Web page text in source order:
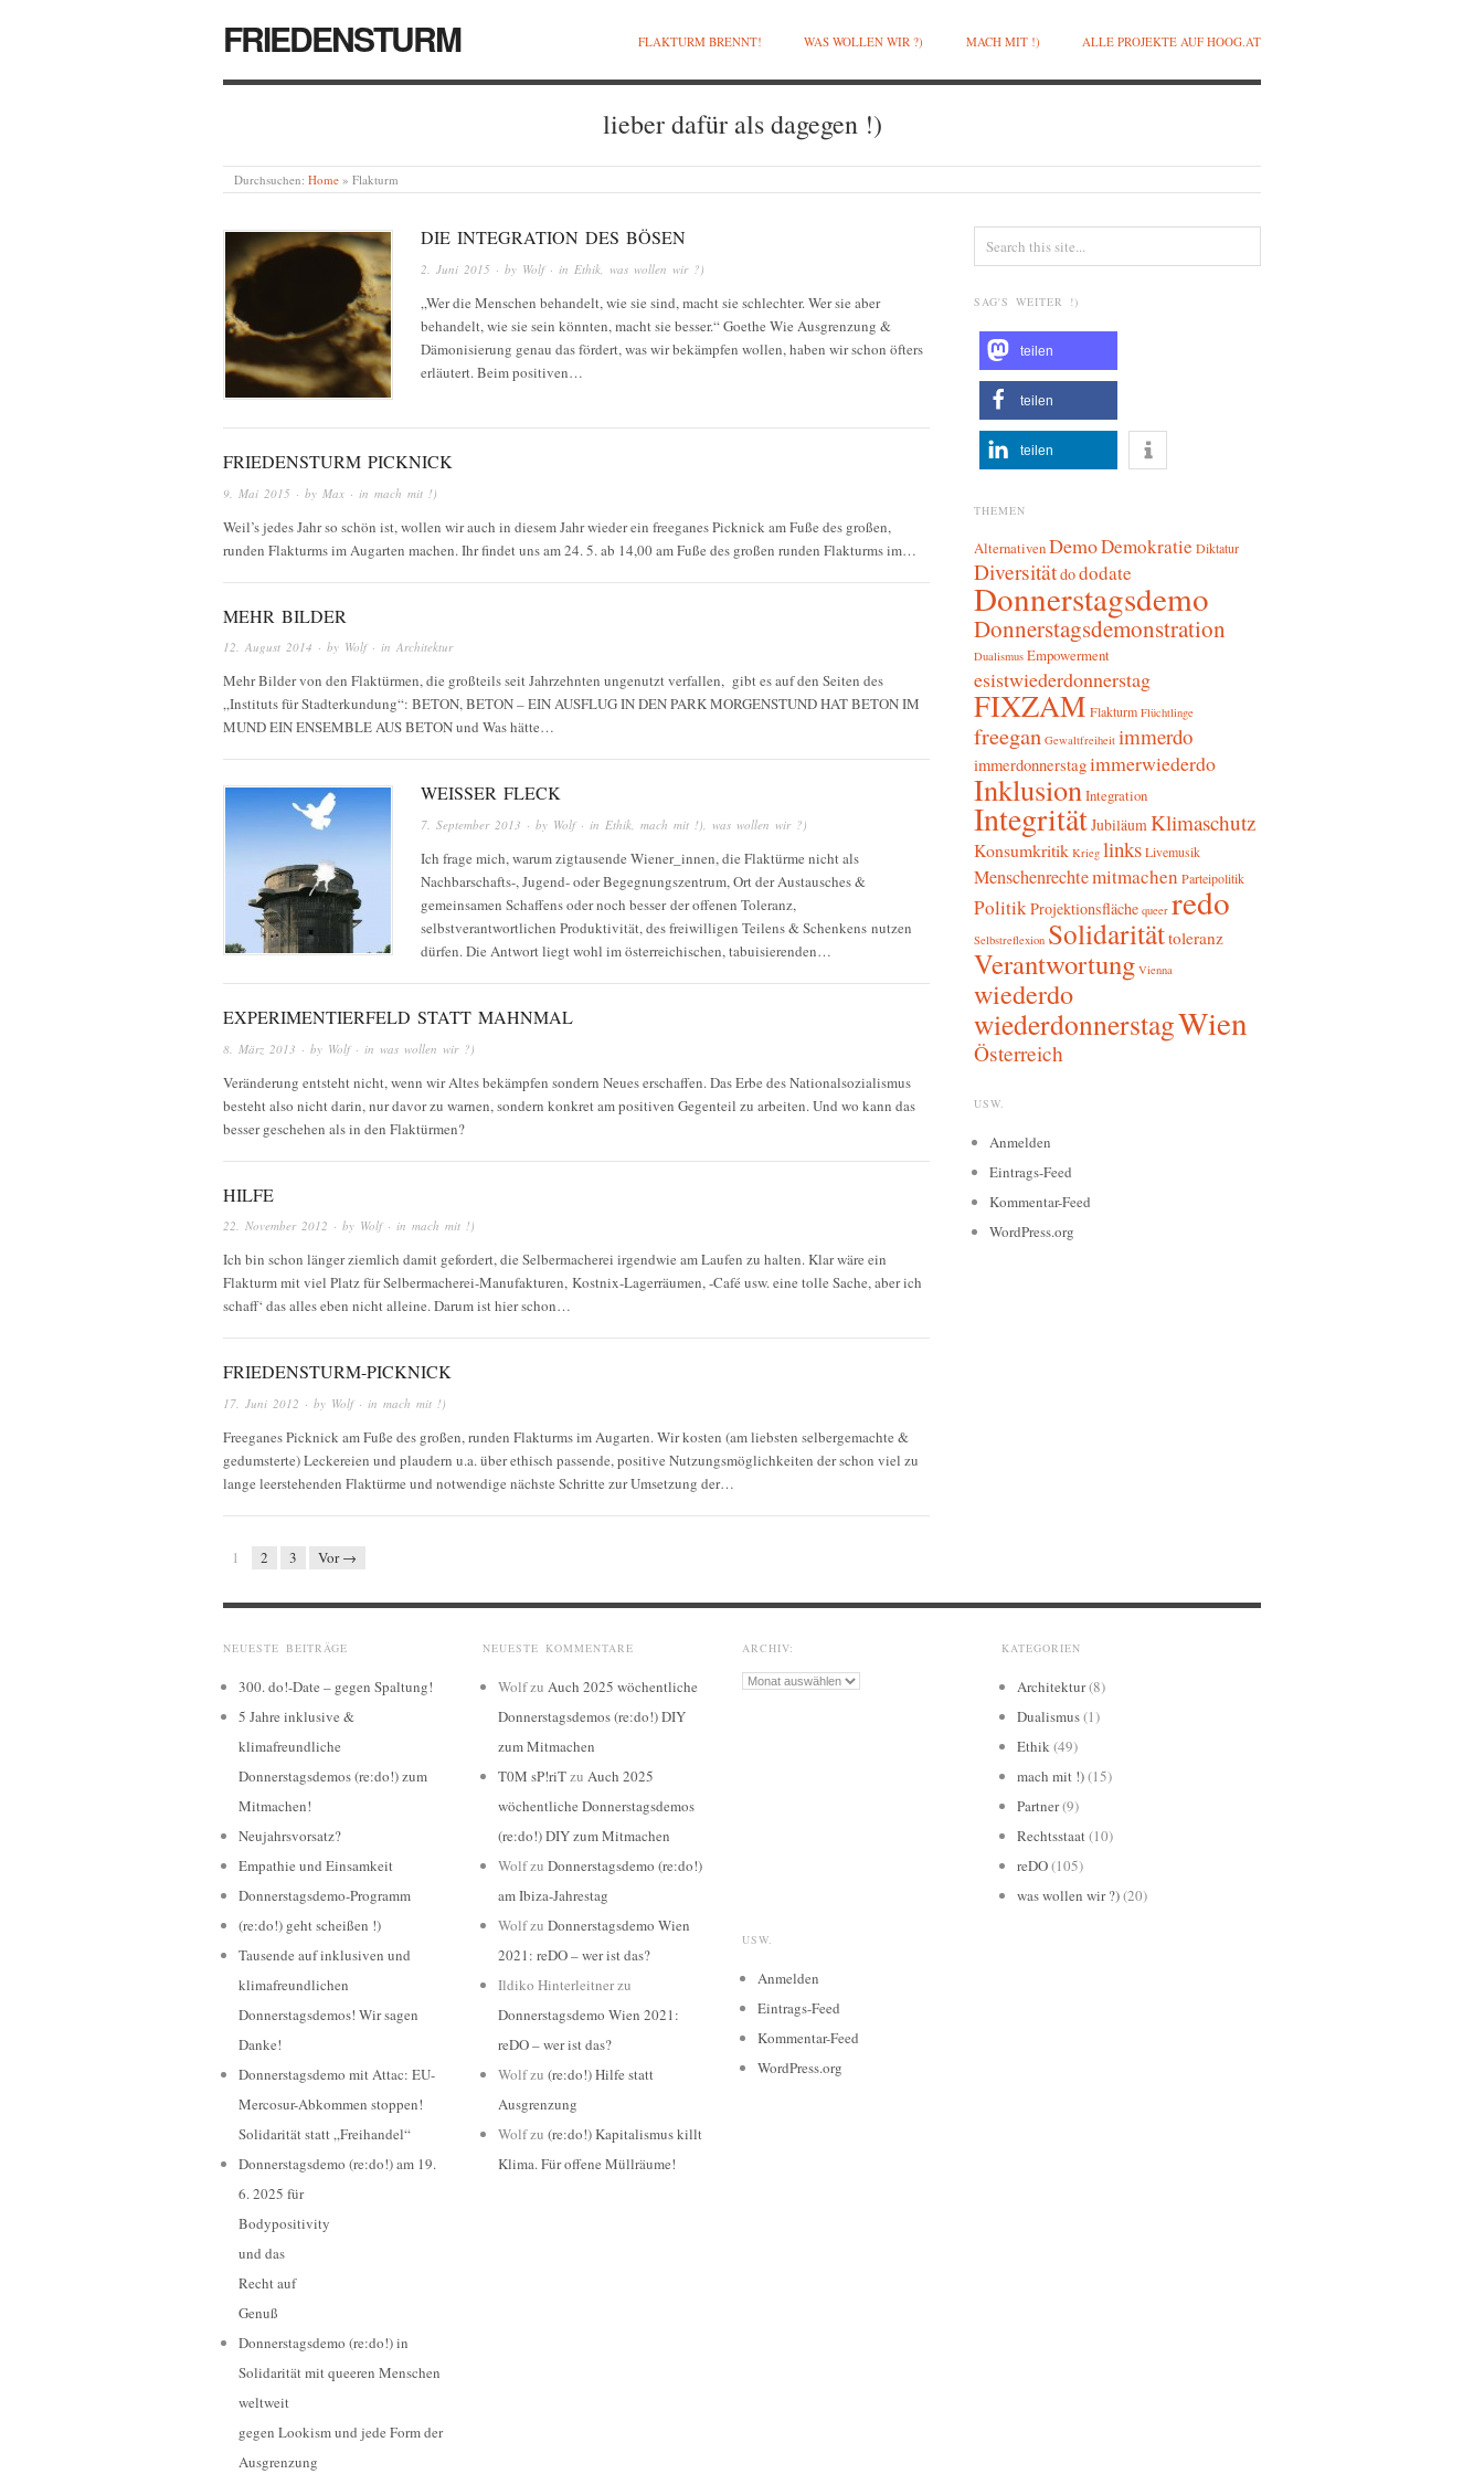
FRIEDENSTURM FLAKTURM BRENNT! WAS WOLLEN WIR ?) MACH MIT !) ALLE PROJEKTE AUF HOOG.AT
lieber dafür als dagegen !)
Durchsuchen: Home » Flakturm
DIE INTEGRATION DES BÖSEN
2. Juni 2015 · by Wolf· in Ethik was wollen wir ?)
„Wer die Menschen behandelt, wie sie sind, macht sie schlechter. Wer sie aber
behandelt, wie sie sein könnten, macht sie besser.“ Goethe Wie Ausgrenzung &
Dämonisierung genau das fördert, was wir bekämpfen wollen, haben wir schon öfters
erläutert. Beim positiven…
FRIEDENSTURM PICKNICK
9. Mai 2015 · by Max · in mach mit !)
Weil’s jedes Jahr so schön ist, wollen wir auch in diesem Jahr wieder ein freeganes Picknick am Fuße des großen,
runden Flakturms im Augarten machen. Ihr findet uns am 24. 5. ab 14,00 am Fuße des großen runden Flakturms im…
MEHR BILDER
12. August 2014 · by Wolf· in Architektur
Mehr Bilder von den Flaktürmen, die großteils seit Jahrzehnten ungenutzt verfallen, gibt es auf den Seiten des
„Instituts für Stadterkundung“: BETON, BETON – EIN AUSFLUG IN DEN PARK MORGENSTUND HAT BETON IM
MUND EIN ENSEMBLE AUS BETON und Was hätte…
WEISSER FLECK
7. September 2013 · by Wolf· in Ethik mach mit !) was wollen wir ?)
Ich frage mich, warum zigtausende Wiener_innen, die Flaktürme nicht als
Nachbarschafts-, Jugend- oder Begegnungszentrum, Ort der Austausches &
gemeinsamen Schaffens oder noch besser der offenen Toleranz,
selbstverantwortlichen Produktivität, des freiwilligen Teilens & Schenkens nutzen
dürfen. Die Antwort liegt wohl im österreichischen, tabuisierenden…
EXPERIMENTIERFELD STATT MAHNMAL
8. März 2013 · by Wolf· in was wollen wir ?)
Veränderung entsteht nicht, wenn wir Altes bekämpfen sondern Neues erschaffen. Das Erbe des Nationalsozialismus
besteht also nicht darin, nur davor zu warnen, sondern konkret am positiven Gegenteil zu arbeiten. Und wo kann das
besser geschehen als in den Flaktürmen?
HILFE
22. November 2012 · by Wolf· in mach mit !)
Ich bin schon länger ziemlich damit gefordert, die Selbermacherei irgendwie am Laufen zu halten. Klar wäre ein
Flakturm mit viel Platz für Selbermacherei-Manufakturen, Kostnix-Lagerräumen, -Café usw. eine tolle Sache, aber ich
schaff‘ das alles eben nicht alleine. Darum ist hier schon…
FRIEDENSTURM-PICKNICK
17. Juni 2012 · by Wolf· in mach mit !)
Freeganes Picknick am Fuße des großen, runden Flakturms im Augarten. Wir kosten (am liebsten selbergemachte &
gedumsterte) Leckereien und plaudern u.a. über ethisch passende, positive Nutzungsmöglichkeiten der schon viel zu
lange leerstehenden Flaktürme und notwendige nächste Schritte zur Umsetzung der…
1 2 3 Vor →
SAG'S WEITER !)
teilen
teilen
teilen
THEMEN
AlternativenDemoDemokratie Diktatur
Diversitätdododate
Donnerstagsdemo
Donnerstagsdemonstration
Dualismus Empowerment
esistwiederdonnerstag
FIXZAM Flakturm Flüchtlinge
freegan Gewaltfreiheit immerdo
immerdonnerstagimmerwiederdo
InklusionIntegration
IntegritätJubiläumKlimaschutz
Konsumkritik Krieg linksLivemusik
Menschenrechtemitmachen Parteipolitik
PolitikProjektionsfläche queer redo
Selbstreflexion Solidaritättoleranz
Verantwortung Vienna
wiederdo
wiederdonnerstagWien
Österreich
USW.
Anmelden
Eintrags-Feed
Kommentar-Feed
WordPress.org
NEUESTE BEITRÄGE
300. do!-Date – gegen Spaltung!
5 Jahre inklusive &
klimafreundliche
Donnerstagsdemos (re:do!) zum
Mitmachen!
Neujahrsvorsatz?
Empathie und Einsamkeit
Donnerstagsdemo-Programm
(re:do!) geht scheißen !)
Tausende auf inklusiven und
klimafreundlichen
Donnerstagsdemos! Wir sagen
Danke!
Donnerstagsdemo mit Attac: EU-
Mercosur-Abkommen stoppen!
Solidarität statt „Freihandel“
Donnerstagsdemo (re:do!) am 19.
6. 2025 für
Bodypositivity
und das
Recht auf
Genuß
Donnerstagsdemo (re:do!) in
Solidarität mit queeren Menschen
weltweit
gegen Lookism und jede Form der
Ausgrenzung
NEUESTE KOMMENTARE
Wolfzu Auch 2025 wöchentliche
Donnerstagsdemos (re:do!) DIY
zum Mitmachen
T0M sP!riTzu Auch 2025
wöchentliche Donnerstagsdemos
(re:do!) DIY zum Mitmachen
Wolfzu Donnerstagsdemo (re:do!)
am Ibiza-Jahrestag
Wolfzu Donnerstagsdemo Wien
2021: reDO – wer ist das?
Ildiko Hinterleitnerzu
Donnerstagsdemo Wien 2021:
reDO – wer ist das?
Wolfzu (re:do!) Hilfe statt
Ausgrenzung
Wolfzu (re:do!) Kapitalismus killt
Klima. Für offene Müllräume!
ARCHIV:
Archiv:
KATEGORIEN
Architektur(8)
Dualismus(1)
Ethik(49)
mach mit !)(15)
Partner(9)
Rechtsstaat(10)
reDO(105)
was wollen wir ?)(20)
USW.
Anmelden
Eintrags-Feed
Kommentar-Feed
WordPress.org